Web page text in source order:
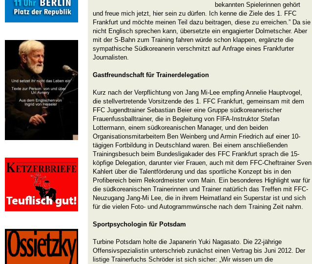
bekannten Spielerinnen gehört
und freue mich jetzt, hier sein zu dürfen. Ich kenne die Ziele des 1. FFC
Frankfurt und möchte meinen Teil dazu beitragen, diese zu erreichen.” Da sie
nicht Englisch sprechen kann, übersetzte ein engagierter Dolmetscher. Aber
mit der S-Bahn zum Training fahren würde schon klappen, ergänzte die
sympathische Südkoreanerin verschmitzt auf Anfrage eines Frankfurter
Journalisten.
Gastfreundschaft für Trainerdelegation
Kurz nach der Verpflichtung von Jang Mi-Lee empfing Annelie Hauptvogel,
die stellvertretende Vorsitzende des 1. FFC Frankfurt, gemeinsam mit dem
FFC Jugendtrainer Sebastian Beier eine Gruppe südkoreanerischer
Frauenfussballtrainer, die in Begleitung von FIFA-Instruktor Stefan
Lottermann, einem südkoreanischen Manager, und den beiden
Organisationsmitarbeitern Ben Weinberg und Armin Friedrich auf einer 10-
tägigen Fortbildung in Deutschland waren. Bei einem anschließenden
Trainingsbesuch beim Bundesligakader des FFC Frankfurt sprach die 15-
köpfige Delegation, darunter vier Frauen, auch mit dem FFC-Cheftrainer Sven
Kahlert über die Talentförderung und das sportliche Konzept bis in den
Profibereich beim Rekordmeister vom Main. Ein besonderes Highlight war für
die südkoreanischen Trainerinnen und Trainer natürlich das Treffen mit FFC-
Neuzugang Jang-Mi Lee, die in ihrem Heimatland ein Superstar ist und sich
für die vielen Foto- und Autogrammwünsche nach dem Training Zeit nahm.
Sportpsychologin für Potsdam
Turbine Potsdam holte die Japanerin Yuki Nagasato. Die 22-jährige
Offensivspezialistin unterschrieb zunächst einen Vertrag bis Juni 2012. Der
listige Trainerfuchs Schröder ist sich sicher: „Wir wissen um die